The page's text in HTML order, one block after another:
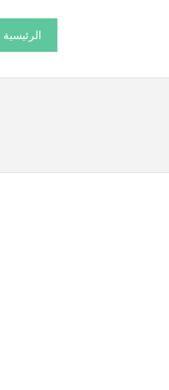
الرئيسية